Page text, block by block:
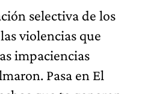
selectiva de los
violencias que
impaciencias
Pasa en El